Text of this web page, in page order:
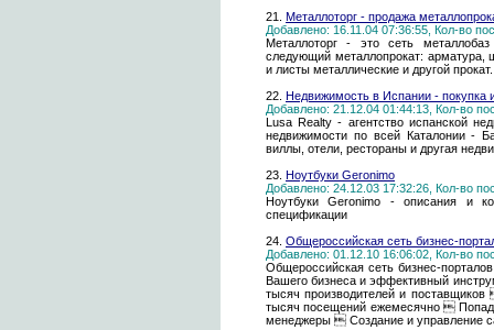
21. Металлоторг - продажа
Добавлено: 16.11.04 07:36:55, Кол-во
Металлоторг - это сеть
следующий металлопрокат: арматура,
и листы металлические и другой
22. Недвижимость в Испании - покупка
Добавлено: 21.12.04 01:44:13, Кол-во
Lusa Realty - агентство испанской
недвижимости по всей Каталонии -
виллы, отели, рестораны и другая
23. Ноутбуки Geronimo
Добавлено: 24.12.03 17:32:26, Кол-во
Ноутбуки Geronimo - описания и
спецификации
24. Общероссийская сеть бизнес-
Добавлено: 01.12.10 16:06:02, Кол-во
Общероссийская сеть бизнес-
Вашего бизнеса и эффективный
тысяч производителей и
тысяч посещений ежемесячно 
менеджеры  Создание и управление